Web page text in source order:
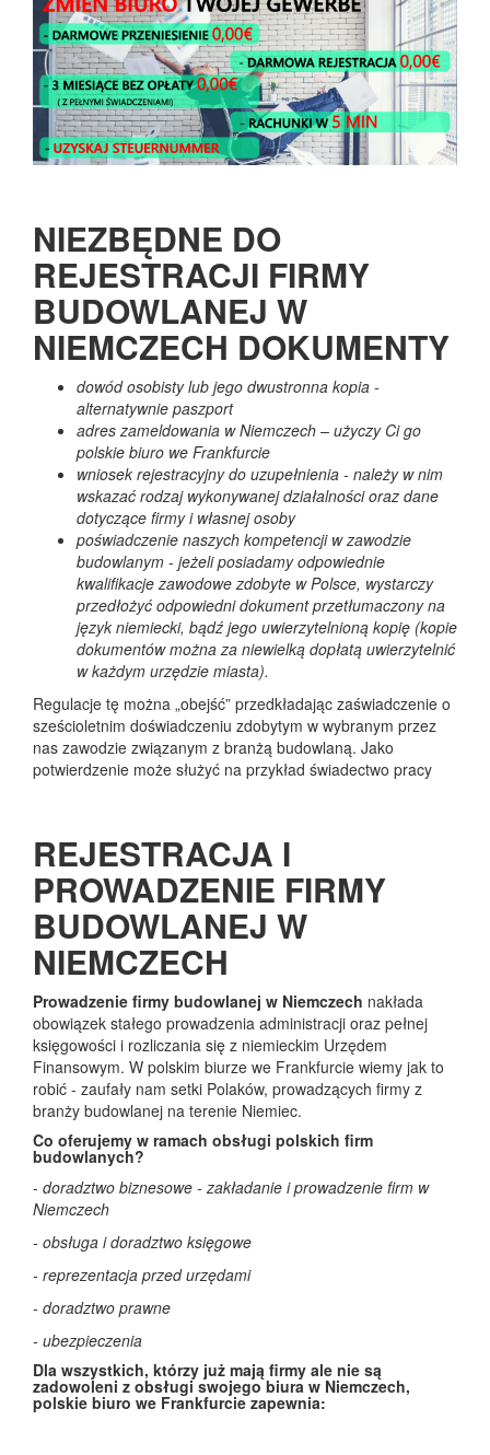
NIEZBĘDNE DO
REJESTRACJI FIRMY
BUDOWLANEJ W
NIEMCZECH DOKUMENTY
dowód osobisty lub jego dwustronna kopia -
alternatywnie paszport
adres zameldowania w Niemczech – użyczy Ci go
polskie biuro we Frankfurcie
wniosek rejestracyjny do uzupełnienia - należy w nim
wskazać rodzaj wykonywanej działalności oraz dane
dotyczące firmy i własnej osoby
poświadczenie naszych kompetencji w zawodzie
budowlanym - jeżeli posiadamy odpowiednie
kwalifikacje zawodowe zdobyte w Polsce, wystarczy
przedłożyć odpowiedni dokument przetłumaczony na
język niemiecki, bądź jego uwierzytelnioną kopię (kopie
dokumentów można za niewielką dopłatą uwierzytelnić
w każdym urzędzie miasta).
Regulacje tę można „obejść” przedkładając zaświadczenie o
sześcioletnim doświadczeniu zdobytym w wybranym przez
nas zawodzie związanym z branżą budowlaną. Jako
potwierdzenie może służyć na przykład świadectwo pracy
REJESTRACJA I
PROWADZENIE FIRMY
BUDOWLANEJ W
NIEMCZECH
Prowadzenie firmy budowlanej w Niemczech nakłada
obowiązek stałego prowadzenia administracji oraz pełnej
księgowości i rozliczania się z niemieckim Urzędem
Finansowym. W polskim biurze we Frankfurcie wiemy jak to
robić - zaufały nam setki Polaków, prowadzących firmy z
branży budowlanej na terenie Niemiec.
Co oferujemy w ramach obsługi polskich firm
budowlanych?
- doradztwo biznesowe - zakładanie i prowadzenie firm w
Niemczech
- obsługa i doradztwo księgowe
- reprezentacja przed urzędami
- doradztwo prawne
- ubezpieczenia
Dla wszystkich, którzy już mają firmy ale nie są
zadowoleni z obsługi swojego biura w Niemczech,
polskie biuro we Frankfurcie zapewnia: